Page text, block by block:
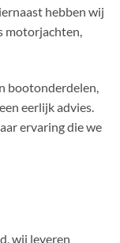
hebben wij
motorjachten,
bootonderdelen,
eerlijk advies.
ervaring die we
wij leveren